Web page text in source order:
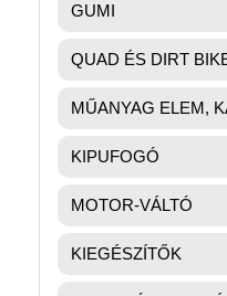
GUMI
QUAD ÉS DIRT
MŰANYAG ELEM,
KIPUFOGÓ
MOTOR-VÁLTÓ
KIEGÉSZÍTŐK